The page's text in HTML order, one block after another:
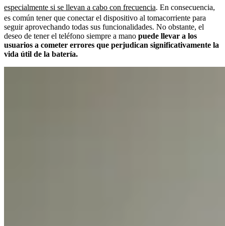
especialmente si se llevan a cabo con frecuencia. En consecuencia,
es común tener que conectar el dispositivo al tomacorriente para
seguir aprovechando todas sus funcionalidades. No obstante, el
deseo de tener el teléfono siempre a mano puede llevar a los
usuarios a cometer errores que perjudican significativamente la
vida útil de la batería.